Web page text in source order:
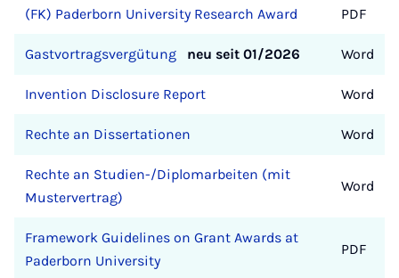
(FK) Paderborn University Research Award PDF
Gastvortragsvergütung neu seit 01/2026 Word
Invention Disclosure Report Word
Rechte an Dissertationen Word
Rechte an Studien-/Diplomarbeiten (mit
Mustervertrag)
Word
Framework Guidelines on Grant Awards at
Paderborn University
PDF